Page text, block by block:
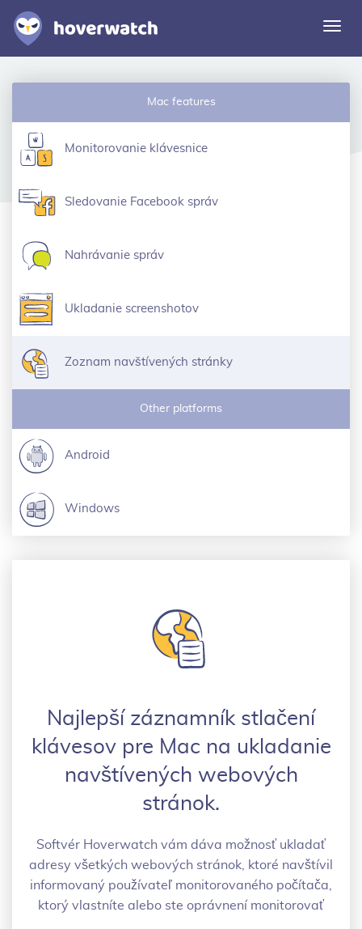
Funkcie
Prihláste
Mac features
Monitorovanie klávesnice
Sledovanie Facebook správ
Nahrávanie správ
Ukladanie screenshotov
Zoznam navštívených stránky
Other platforms
Android
Windows
Najlepší záznamník stlačení
klávesov pre Mac na ukladanie
navštívených webových
stránok.
Softvér Hoverwatch vám dáva možnosť ukladať
adresy všetkých webových stránok, ktoré navštívil
informovaný používateľ monitorovaného počítača,
ktorý vlastníte alebo ste oprávnení monitorovať